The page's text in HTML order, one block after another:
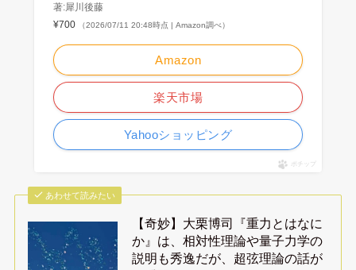
著:犀川後藤
¥700
（2026/07/11 20:48時点 | Amazon調べ）
Amazon
楽天市場
Yahooショッピング
ポチップ
あわせて読みたい
【奇妙】大栗博司『重力とはなに
か』は、相対性理論や量子力学の
説明も秀逸だが、超弦理論の話が